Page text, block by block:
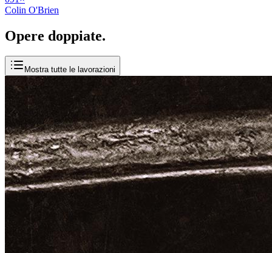
Colin O'Brien
Opere doppiate.
Mostra tutte le lavorazioni